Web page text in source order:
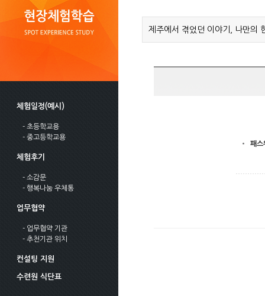
체험일정(예시)
- 초등학교용
- 중고등학교용
체험후기
- 소감문
- 행복나눔 우체통
업무협약
- 업무협약 기관
- 추천기관 위치
컨설팅 지원
수련원 식단표
제주에서 겪었던 이야기, 나만의
패스